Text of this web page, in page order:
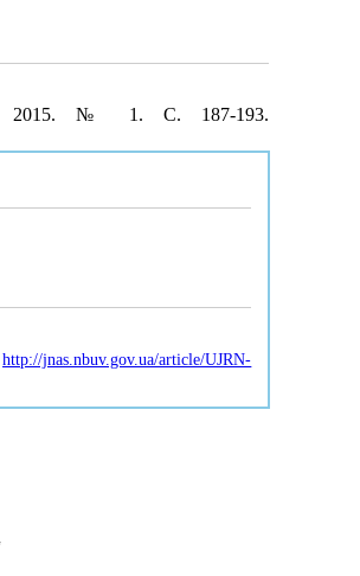
2015. № 1. С. 187-193.
http://jnas.nbuv.gov.ua/article/UJRN-